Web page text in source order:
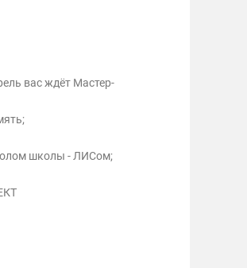
вас ждёт Мастер-
школы - ЛИСом;